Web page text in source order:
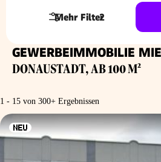
Mehr Filter
2
GEWERBEIMMOBILIE
DONAUSTADT, AB 100 M²
1 - 15 von 300+ Ergebnissen